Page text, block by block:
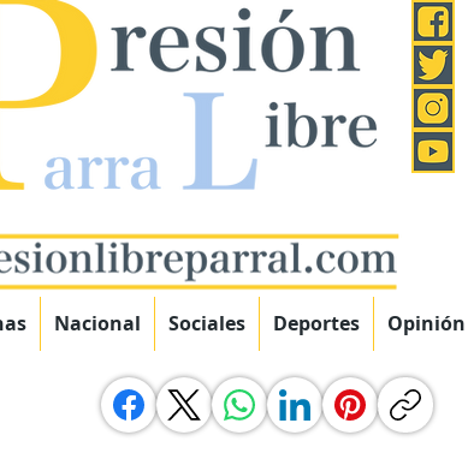
Nacional Sociales Deportes Opinión